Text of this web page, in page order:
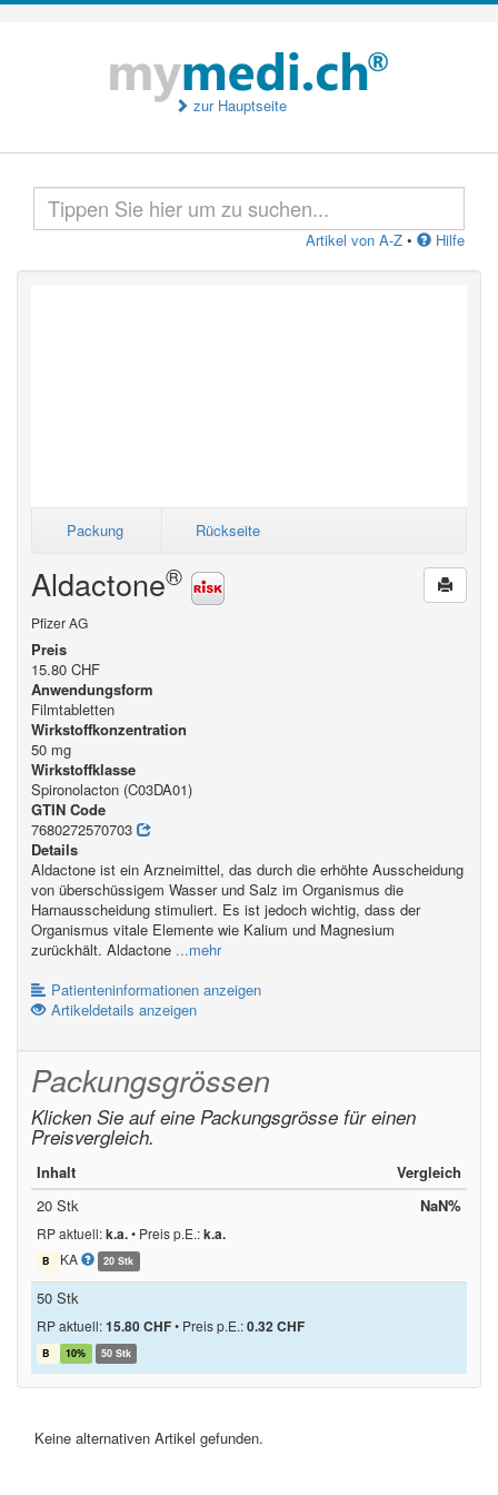
zur Hauptseite
Artikel von A-Z • Hilfe
Packung Rückseite
Aldactone®
Pfizer AG
Preis
15.80 CHF
Anwendungsform
Filmtabletten
Wirkstoffkonzentration
50 mg
Wirkstoffklasse
Spironolacton (C03DA01)
GTIN Code
7680272570703
Details
Aldactone ist ein Arzneimittel, das durch die erhöhte Ausscheidung
von überschüssigem Wasser und Salz im Organismus die
Harnausscheidung stimuliert. Es ist jedoch wichtig, dass der
Organismus vitale Elemente wie Kalium und Magnesium
zurückhält. Aldactone ...mehr
Patienteninformationen anzeigen
Artikeldetails anzeigen
Packungsgrössen
Klicken Sie auf eine Packungsgrösse für einen
Preisvergleich.
Inhalt
Vergleich
20 Stk
RP aktuell:k.a.• Preis p.E.:k.a.
B KA 20 Stk
NaN%
50 Stk
RP aktuell:15.80 CHF• Preis p.E.:0.32 CHF
B 10% 50 Stk
Keine alternativen Artikel gefunden.